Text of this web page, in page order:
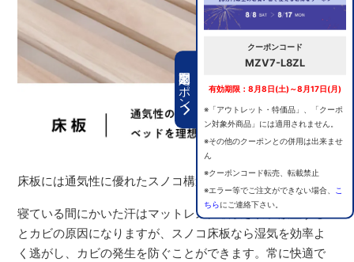
期間限定クーポン
クーポンコード
MZV7-L8ZL
有効期限：8月8日(土)～8月17日(月)
※「アウトレット・特価品」、「クーポ
ン対象外商品」には適用されません。
※その他のクーポンとの併用は出来ませ
ん
※クーポンコード転売、転載禁止
※エラー等でご注文ができない場合、
こ
ちらにご連絡下さい。
床板には通気性に優れたスノコ構造を採用。
寝ている間にかいた汗はマットレスに吸収され、放置する
とカビの原因になりますが、スノコ床板なら湿気を効率よ
く逃がし、カビの発生を防ぐことができます。常に快適で